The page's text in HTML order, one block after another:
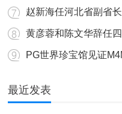
赵新海任河北省副省长
最近发表